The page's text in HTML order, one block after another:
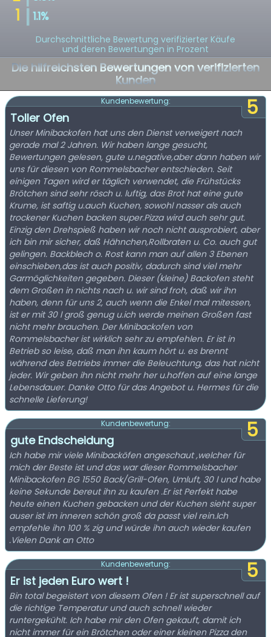
Durchschnittliche Bewertung verifizierter Käufe
und deren Bewertungen in Prozent
Die hilfreichsten Bewertungen von verifizierten
Kunden
5
Kundenbewertung:
Toller Ofen
Unser Minibackofen hat uns den Dienst verweigert nach
gerade mal 2 Jahren. Wir haben lange gesucht,
Bewertungen gelesen, gute u.negative,aber dann haben wir
uns für diesen von Rommelsbacher entschieden. Seit
einigen Tagen wird er täglich verwendet, die Frühstücks
Brötchen sind sehr rösch u. luftig, das Brot hat eine gute
Krume, ist saftig u.auch Kuchen, sowohl nasser als auch
trockener Kuchen backen super.Pizza wird auch sehr gut.
Einzig den Drehspieß haben wir noch nicht ausprobiert, aber
ich bin mir sicher, daß Hähnchen,Rollbraten u. Co. auch gut
gelingen. Backblech o. Rost kann man auf allen 3 Ebenen
einschieben,das ist auch positiv, dadurch sind viel mehr
Garmöglichkeiten gegeben. Dieser (kleine) Backofen steht
dem Großen in nichts nach u. wir sind froh, daß wir ihn
haben, denn für uns 2, auch wenn die Enkel mal mitessen,
ist er mit 30 l groß genug u.ich werde meinen Großen fast
nicht mehr brauchen. Der Minibackofen von
Rommelsbacher ist wirklich sehr zu empfehlen. Er ist in
Betrieb so leise, daß man ihn kaum hört u. es brennt
während des Betriebs immer die Beleuchtung, das hat nicht
jeder. Wir geben ihn nicht mehr her u.hoffen auf eine lange
Lebensdauer. Danke Otto für das Angebot u. Hermes für die
schnelle Lieferung!
5
Kundenbewertung:
gute Endscheidung
Ich habe mir viele Minibacköfen angeschaut ,welcher für
mich der Beste ist und das war dieser Rommelsbacher
Minibackofen BG 1550 Back/Grill-Ofen, Umluft, 30 l und habe
keine Sekunde bereut ihn zu kaufen .Er ist Perfekt habe
heute einen Kuchen gebacken und der Kuchen sieht super
auser ist im inneren schön groß da passt viel rein.Ich
empfehle ihn 100 % zig und würde ihn auch wieder kaufen
.Vielen Dank an Otto
5
Kundenbewertung:
Er ist jeden Euro wert !
Bin total begeistert von diesem Ofen ! Er ist superschnell auf
die richtige Temperatur und auch schnell wieder
runtergekühlt. Ich habe mir den Ofen gekauft, damit ich
nicht immer für ein Brötchen oder einer kleinen Pizza den